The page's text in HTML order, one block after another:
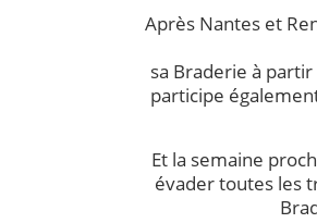
Après Nantes et
sa Braderie à
participe
Et la semaine
évader toutes les